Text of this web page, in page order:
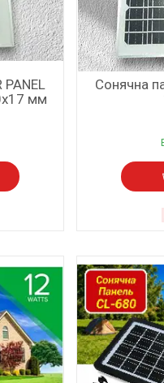
мм
Сонячна